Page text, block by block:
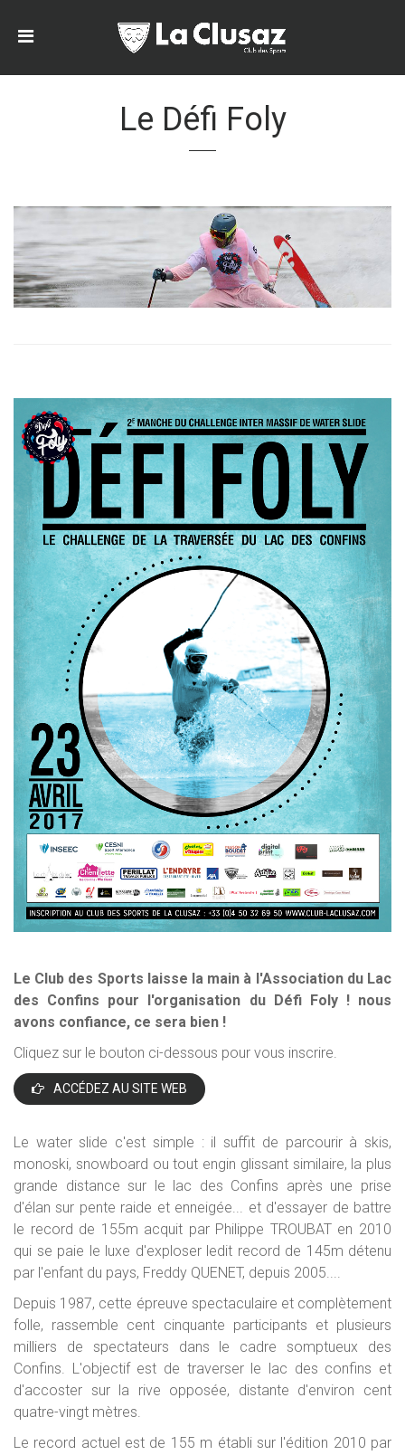
Le Défi Foly
Le Club des Sports laisse la main à l'Association du Lac
des Confins pour l'organisation du Défi Foly ! nous
avons confiance, ce sera bien !
Cliquez sur le bouton ci-dessous pour vous inscrire.
ACCÉDEZ AU SITE WEB
Le water slide c'est simple : il suffit de parcourir à skis,
monoski, snowboard ou tout engin glissant similaire, la plus
grande distance sur le lac des Confins après une prise
d'élan sur pente raide et enneigée... et d'essayer de battre
le record de 155m acquit par Philippe TROUBAT en 2010
qui se paie le luxe d'exploser ledit record de 145m détenu
par l'enfant du pays, Freddy QUENET, depuis 2005....
Depuis 1987, cette épreuve spectaculaire et complètement
folle, rassemble cent cinquante participants et plusieurs
milliers de spectateurs dans le cadre somptueux des
Confins. L'objectif est de traverser le lac des confins et
d'accoster sur la rive opposée, distante d'environ cent
quatre-vingt mètres.
Le record actuel est de 155 m établi sur l'édition 2010 par